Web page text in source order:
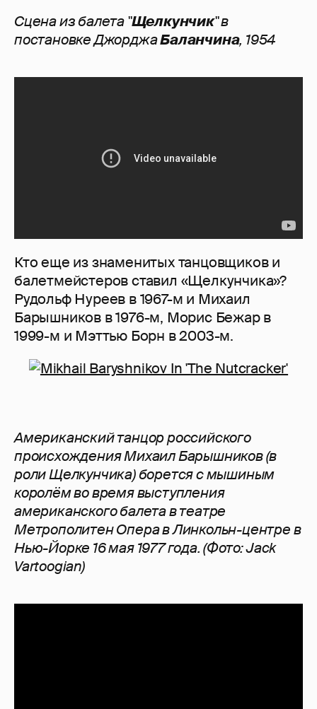
Сцена из балета "Щелкунчик" в
постановке ДжорджаБаланчина, 1954
Кто еще из знаменитых танцовщиков и
балетмейстеров ставил «Щелкунчика»?
Рудольф Нуреев в 1967-м и Михаил
Барышников в 1976-м, Морис Бежар в
1999-м и Мэттью Борн в 2003-м.
Американский танцор российского
происхождения Михаил Барышников (в
роли Щелкунчика) борется с мышиным
королём во время выступления
американского балета в театре
Метрополитен Опера в Линкольн-центре в
Нью-Йорке 16 мая 1977 года. (Фото: Jack
Vartoogian)